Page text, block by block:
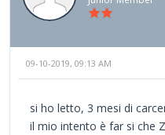
09-10-2019, 09:13 AM
si ho letto, 3 mesi di
il mio intento è far si che